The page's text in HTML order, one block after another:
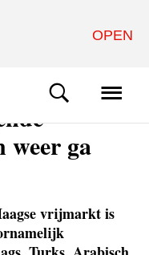
weer ga
vrijmarkt is
OPEN